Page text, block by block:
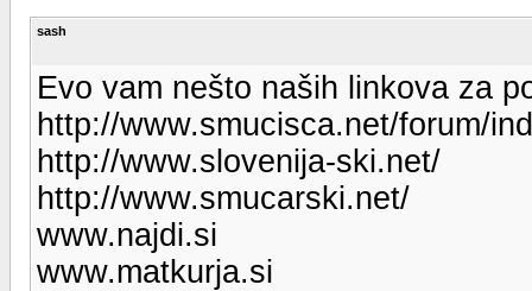
sash
Evo vam nešto naših linkova za
http://www.smucisca.net/forum/
http://www.slovenija-ski.net/
http://www.smucarski.net/
www.najdi.si
www.matkurja.si